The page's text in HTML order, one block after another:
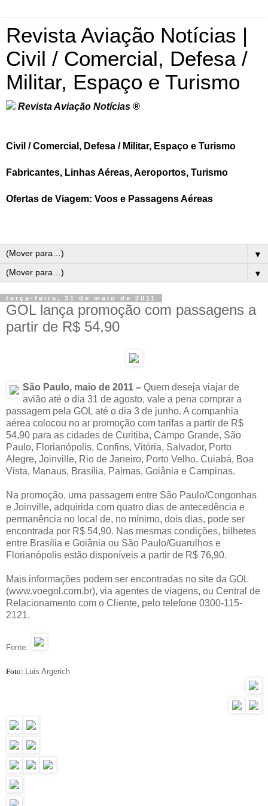
Revista Aviação Notícias |
Civil / Comercial, Defesa /
Militar, Espaço e Turismo
Revista Aviação Notícias ®
Civil / Comercial, Defesa / Militar, Espaço e Turismo
Fabricantes, Linhas Aéreas, Aeroportos, Turismo
Ofertas de Viagem: Voos e Passagens Aéreas
▼
▼
terça-feira, 31 de maio de 2011
GOL lança promoção com passagens a
partir de R$ 54,90
São Paulo, maio de 2011 – Quem deseja viajar de
avião até o dia 31 de agosto, vale a pena comprar a
passagem pela GOL até o dia 3 de junho. A companhia
aérea colocou no ar promoção com tarifas a partir de R$
54,90 para as cidades de Curitiba, Campo Grande, São
Paulo, Florianópolis, Confins, Vitória, Salvador, Porto
Alegre, Joinville, Rio de Janeiro, Porto Velho, Cuiabá, Boa
Vista, Manaus, Brasília, Palmas, Goiânia e Campinas.
Na promoção, uma passagem entre São Paulo/Congonhas
e Joinville, adquirida com quatro dias de antecedência e
permanência no local de, no mínimo, dois dias, pode ser
encontrada por R$ 54,90. Nas mesmas condições, bilhetes
entre Brasília e Goiânia ou São Paulo/Guarulhos e
Florianópolis estão disponíveis a partir de R$ 76,90.
Mais informações podem ser encontradas no site da GOL
(www.voegol.com.br), via agentes de viagens, ou Central de
Relacionamento com o Cliente, pelo telefone 0300-115-
2121.
Fonte:
Foto: Luis Argerich